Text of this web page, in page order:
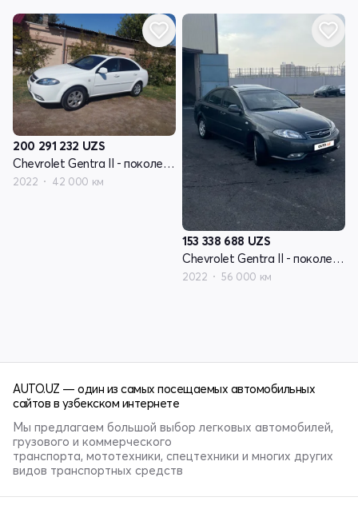
200 291 232 UZS
Chevrolet Gentra II - поколение
2022 42 000 км
153 338 688 UZS
Chevrolet Gentra II - поколение
2022 56 000 км
AUTO.UZ — один из самых посещаемых автомобильных
сайтов в узбекском интернете
Мы предлагаем большой выбор легковых автомобилей,
грузового и коммерческого
транспорта, мототехники, спецтехники и многих других
видов транспортных средств